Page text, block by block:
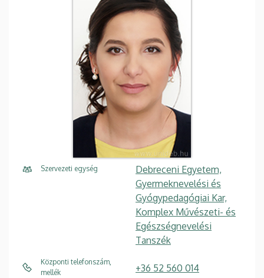
Szervezeti egység
Debreceni Egyetem,
Gyermeknevelési és
Gyógypedagógiai Kar,
Komplex Művészeti- és
Egészségnevelési
Tanszék
Központi telefonszám,
mellék
+36 52 560 014